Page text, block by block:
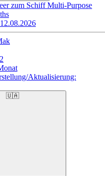
zum Schiff Multi-Purpose
12.08.2026
Aktualisierung:
🇺🇦